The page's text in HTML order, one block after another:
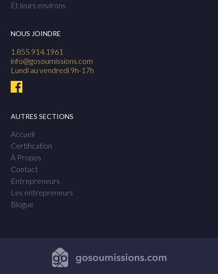
Et leurs environs
NOUS JOINDRE
1.855.914.1961
info@gosoumissions.com
Lundi au vendredi 9h-17h
AUTRES SECTIONS
Accueil
Certification
À Propos
Contact
Entrepreneurs
Les entrepreneurs
Blogue